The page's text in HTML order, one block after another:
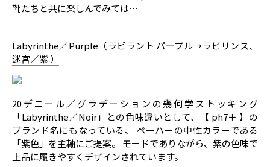
靴たちと共に楽しんでみては…
Labyrinthe／Purple（ラビラント パープル→ラビリンス、
迷宮／紫 ）
20デニール／グラデーションの幾何学ストッキング
「Labyrinthe／Noir」との色味違いとして、【 ph7＋ 】の
ブランド名にもなっている、 ペーハーの中性カラーである
「紫色」を主軸にご提案。 モードでありながら、紫の色味で
上品に履きやすくデザインされています。